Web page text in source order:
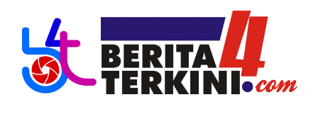
content